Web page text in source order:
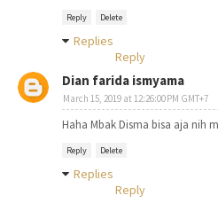
Reply Delete
Replies
Reply
Dian farida ismyama
March 15, 2019 at 12:26:00 PM GMT+7
Haha Mbak Disma bisa aja nih
Reply Delete
Replies
Reply